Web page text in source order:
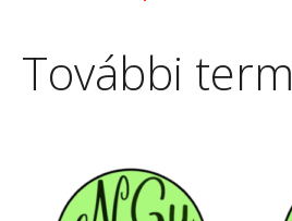
További